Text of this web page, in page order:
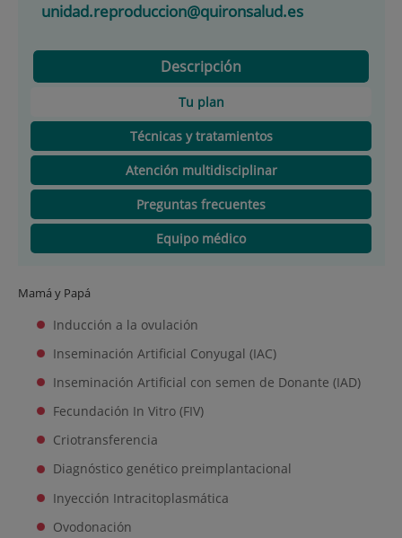
unidad.reproduccion@quironsalud.es
Descripción
Tu plan
Técnicas y tratamientos
Atención multidisciplinar
Preguntas frecuentes
Equipo médico
Mamá y Papá
Inducción a la ovulación
Inseminación Artificial Conyugal (IAC)
Inseminación Artificial con semen de Donante (IAD)
Fecundación In Vitro (FIV)
Criotransferencia
Diagnóstico genético preimplantacional
Inyección Intracitoplasmática
Ovodonación